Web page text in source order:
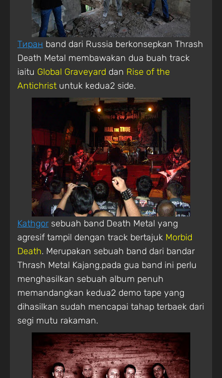
Тиран band dari Russia berkonsepkan Thrash
Death Metal membawakan dua buah track
iaitu Global Graveyard dan Rise of the
Antichrist untuk kedua2 side.
Kathgor sebuah band Death Metal yang
agresif tampil dengan track bertajuk Morbid
Death. Merupakan sebuah band dari bandar
Thrash Metal Kajang.pada gua band ini perlu
menghasilkan sebuah album penuh
memandangkan kedua2 demo tape yang
dihasilkan sudah mencapai tahap terbaek dari
segi mutu rakaman.